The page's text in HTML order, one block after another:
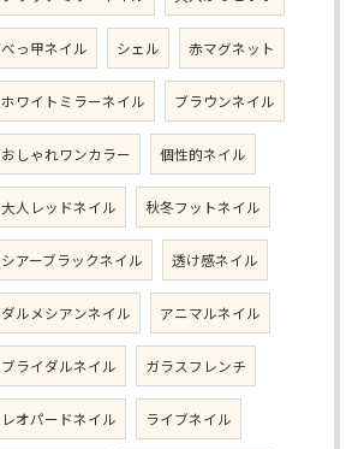
べっ甲ネイル シェル 赤マグネット
ホワイトミラーネイル ブラウンネイル
おしゃれワンカラー 個性的ネイル
大人レッドネイル 秋冬フットネイル
シアーブラックネイル 透け感ネイル
ダルメシアンネイル アニマルネイル
ブライダルネイル ガラスフレンチ
レオパードネイル ライブネイル